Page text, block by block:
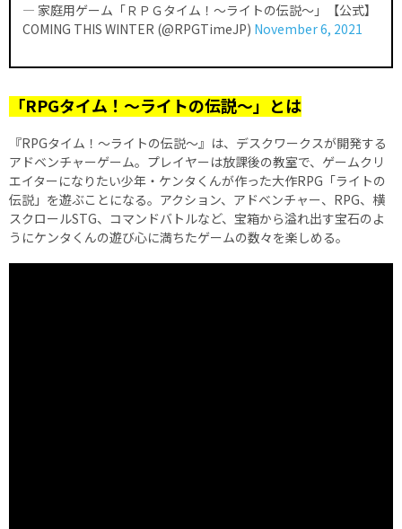
— 家庭用ゲーム「ＲＰＧタイム！～ライトの伝説～」【公式】
COMING THIS WINTER (@RPGTimeJP) November 6, 2021
「RPGタイム！～ライトの伝説～」とは
『RPGタイム！～ライトの伝説～』は、デスクワークスが開発する
アドベンチャーゲーム。プレイヤーは放課後の教室で、ゲームクリ
エイターになりたい少年・ケンタくんが作った大作RPG「ライトの
伝説」を遊ぶことになる。アクション、アドベンチャー、RPG、横
スクロールSTG、コマンドバトルなど、宝箱から溢れ出す宝石のよ
うにケンタくんの遊び心に満ちたゲームの数々を楽しめる。